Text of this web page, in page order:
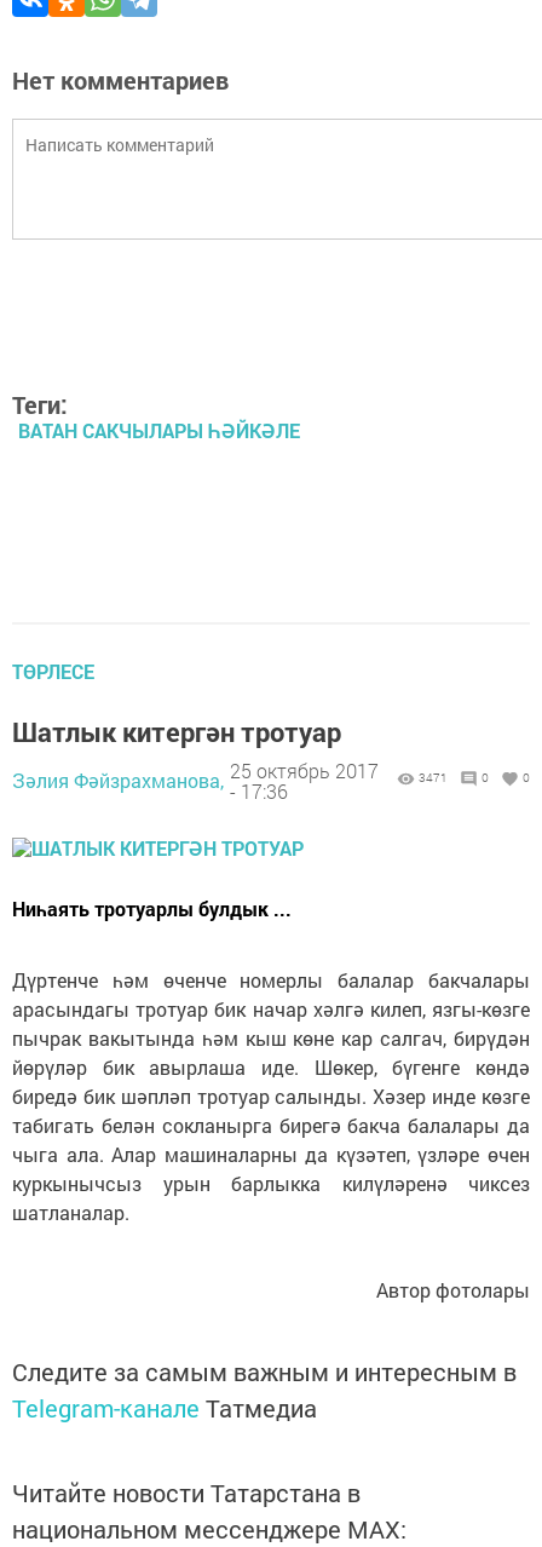
Нет комментариев
Теги:
ВАТАН САКЧЫЛАРЫ ҺӘЙКӘЛЕ
ТӨРЛЕСЕ
Шатлык китергән тротуар
Зәлия Фәйзрахманова, 25 октябрь 2017
- 17:36
3471 0 0
Ниһаять тротуарлы булдык ...
Дүртенче һәм өченче номерлы балалар бакчалары
арасындагы тротуар бик начар хәлгә килеп, язгы-көзге
пычрак вакытында һәм кыш көне кар салгач, бирүдән
йөрүләр бик авырлаша иде. Шөкер, бүгенге көндә
биредә бик шәпләп тротуар салынды. Хәзер инде көзге
табигать белән сокланырга бирегә бакча балалары да
чыга ала. Алар машиналарны да күзәтеп, үзләре өчен
куркынычсыз урын барлыкка килүләренә чиксез
шатланалар.
Автор фотолары
Следите за самым важным и интересным в
Telegram-канале Татмедиа
Читайте новости Татарстана в
национальном мессенджере MАХ: